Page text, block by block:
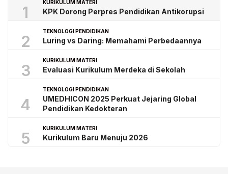
1
KURIKULUM MATERI
KPK Dorong Perpres Pendidikan Antikorupsi
2
TEKNOLOGI PENDIDIKAN
Luring vs Daring: Memahami Perbedaannya
3
KURIKULUM MATERI
Evaluasi Kurikulum Merdeka di Sekolah
4
TEKNOLOGI PENDIDIKAN
UMEDHICON 2025 Perkuat Jejaring Global
Pendidikan Kedokteran
5
KURIKULUM MATERI
Kurikulum Baru Menuju 2026